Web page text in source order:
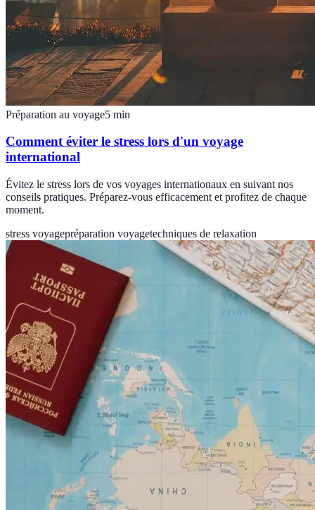
Préparation au voyage5 min
Comment éviter le stress lors d'un voyage
international
Évitez le stress lors de vos voyages internationaux en suivant nos
conseils pratiques. Préparez-vous efficacement et profitez de chaque
moment.
stress voyagepréparation voyagetechniques de relaxation